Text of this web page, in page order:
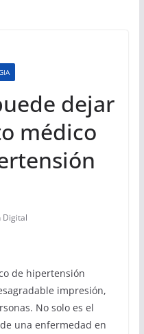
dejar
médico
Digital
de hipertensión
impresión,
No solo es el
una enfermedad en